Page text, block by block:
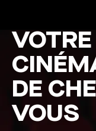
VOTRE
DE
VOUS